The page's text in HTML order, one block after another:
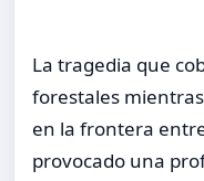
La tragedia que
forestales
en la frontera
provocado una